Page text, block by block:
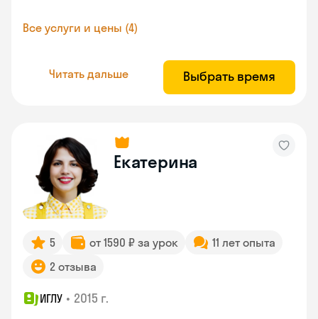
Все услуги и цены (4)
Читать дальше Выбрать время
Екатерина
5 от 1590 ₽ за урок
11 лет опыта
2 отзыва
ИГЛУ • 2015 г.